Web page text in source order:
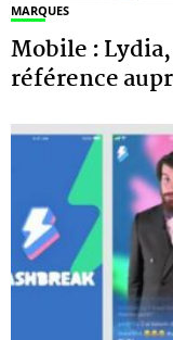
MARQUES
Mobile :
référence